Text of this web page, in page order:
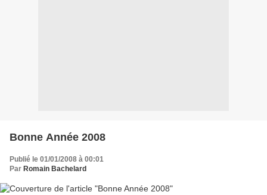
Bonne Année 2008
Publié le 01/01/2008 à 00:01
Par Romain Bachelard